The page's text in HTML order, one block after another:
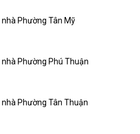
Phường Tân Mỹ
Phường Phú Thuận
Phường Tân Thuận